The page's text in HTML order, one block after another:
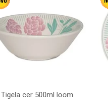
Tigela cer 500ml loom